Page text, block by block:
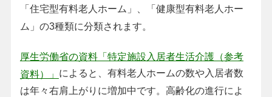
「住宅型有料老人ホーム」、「健康型有料老人ホー
ム」の3種類に分類されます。
厚生労働省の資料「特定施設入居者生活介護（参考
資料）」 によると、有料老人ホームの数や入居者数
は年々右肩上がりに増加中です。高齢化の進行によ